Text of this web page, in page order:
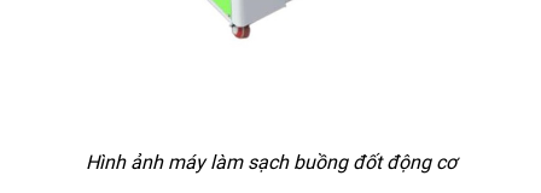
Hình ảnh máy làm sạch buồng đốt động cơ